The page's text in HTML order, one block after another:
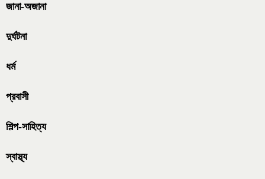
জানা-অজানা
দুর্ঘটনা
ধর্ম
প্রবাসী
শিল্প-সাহিত্য
স্বাস্থ্য